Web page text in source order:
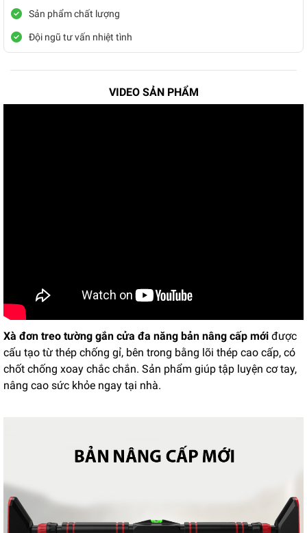
Sản phẩm chất lượng
Đội ngũ tư vấn nhiệt tình
VIDEO SẢN PHẨM
Xà đơn treo tường gắn cửa đa năng bản nâng cấp mới được
cấu tạo từ thép chống gỉ, bên trong bằng lõi thép cao cấp, có
chốt chống xoay chắc chắn. Sản phẩm giúp tập luyện cơ tay,
nâng cao sức khỏe ngay tại nhà.